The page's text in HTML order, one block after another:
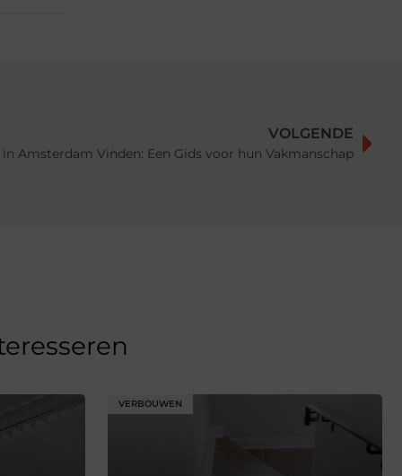
VOLGENDE
Amsterdam Vinden: Een Gids voor hun Vakmanschap
VERBOUWEN